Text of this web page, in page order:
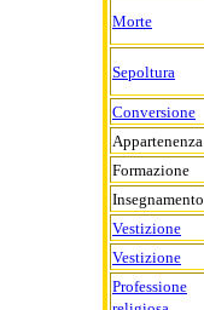
Morte
Sepoltura
Conversione
Appartenenza
Formazione
Insegnamento
Vestizione
Vestizione
Professione